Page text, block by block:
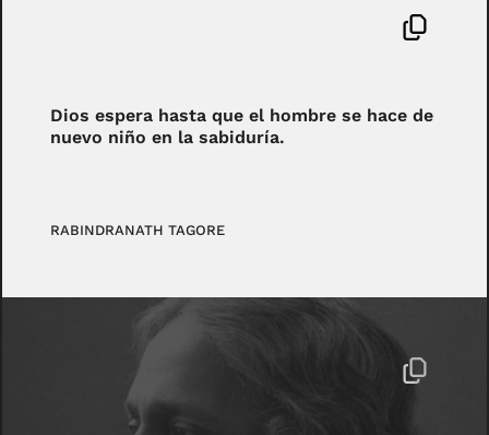
Dios espera hasta que el hombre se hace de
nuevo niño en la sabiduría.
RABINDRANATH TAGORE